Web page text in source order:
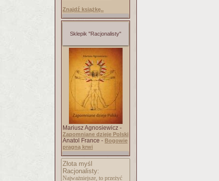
Znajdź książkę..
Sklepik "Racjonalisty"
Mariusz Agnosiewicz -
Zapomniane dzieje Polski
Anatol France - Bogowie
pragną krwi
Złota myśl
Racjonalisty:
Najważniejsze, to przeżyć